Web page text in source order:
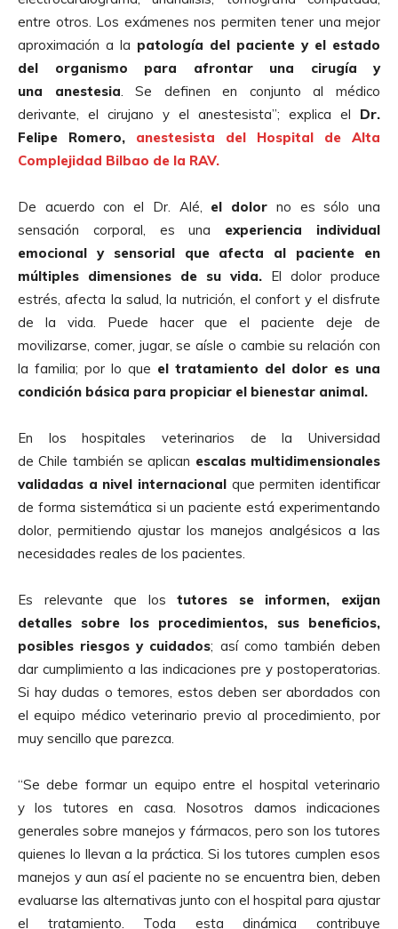
entre otros. Los exámenes nos permiten tener una mejor
aproximación a la patología del paciente y el estado
del organismo para afrontar una cirugía y
una anestesia . Se definen en conjunto al médico
derivante, el cirujano y el anestesista”; explica el Dr.
Felipe Romero, anestesista del Hospital de Alta
Complejidad Bilbao de la RAV.
De acuerdo con el Dr. Alé, el dolor no es sólo una
sensación corporal, es una experiencia individual
emocional y sensorial que afecta al paciente en
múltiples dimensiones de su vida. El dolor produce
estrés, afecta la salud, la nutrición, el confort y el disfrute
de la vida. Puede hacer que el paciente deje de
movilizarse, comer, jugar, se aísle o cambie su relación con
la familia; por lo que el tratamiento del dolor es una
condición básica para propiciar el bienestar animal.
En los hospitales veterinarios de la Universidad
de Chile también se aplican escalas multidimensionales
validadas a nivel internacional que permiten identificar
de forma sistemática si un paciente está experimentando
dolor, permitiendo ajustar los manejos analgésicos a las
necesidades reales de los pacientes.
Es relevante que lostutores se informen, exijan
detalles sobre los procedimientos, sus beneficios,
posibles riesgos y cuidados; así como también deben
dar cumplimiento a las indicaciones pre y postoperatorias.
Si hay dudas o temores, estos deben ser abordados con
el equipo médico veterinario previo al procedimiento, por
muy sencillo que parezca.
“Se debe formar un equipo entre el hospital veterinario
y los tutores en casa. Nosotros damos indicaciones
generales sobre manejos y fármacos, pero son los tutores
quienes lo llevan a la práctica. Si los tutores cumplen esos
manejos y aun así el paciente no se encuentra bien, deben
evaluarse las alternativas junto con el hospital para ajustar
el tratamiento. Toda esta dinámica contribuye